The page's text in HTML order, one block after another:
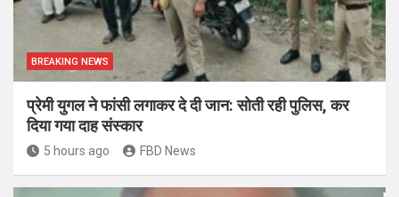
BREAKING NEWS
प्रेमी युगल ने फांसी लगाकर दे दी जान: सोती रही पुलिस, कर
दिया गया दाह संस्कार
5 hours ago FBD News